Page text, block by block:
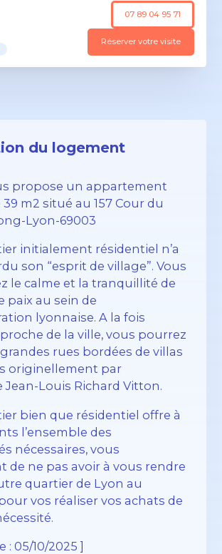
07 89 04 95 71
Réserver votre visite
du logement
propose un appartement
m2 situé au 157 Cour du
Lyon-69003
initialement résidentiel n’a
son “esprit de village”. Vous
le calme et la tranquillité de
paix au sein de
lyonnaise. A la fois
de la ville, vous pourrez
rues bordées de villas
originellement par
Jean-Louis Richard Vitton.
bien que résidentiel offre à
l’ensemble des
nécessaires, vous
de ne pas avoir à vous rendre
quartier de Lyon au
vos réaliser vos achats de
: 05/10/2025 ]